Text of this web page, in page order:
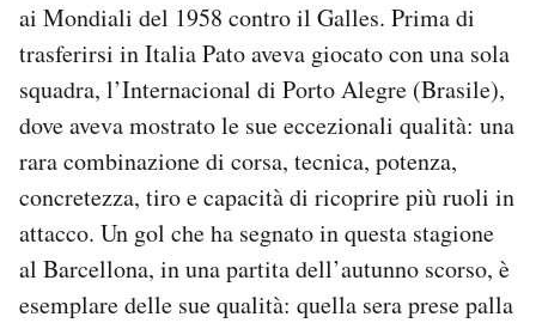
ai Mondiali del 1958 contro il Galles. Prima di
trasferirsi in Italia Pato aveva giocato con una sola
squadra, l’Internacional di Porto Alegre (Brasile),
dove aveva mostrato le sue eccezionali qualità: una
rara combinazione di corsa, tecnica, potenza,
concretezza, tiro e capacità di ricoprire più ruoli in
attacco. Un gol che ha segnato in questa stagione
al Barcellona, in una partita dell’autunno scorso, è
esemplare delle sue qualità: quella sera prese palla